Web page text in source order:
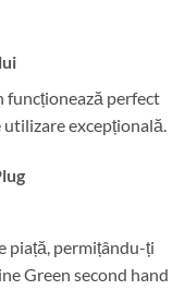
funcționează perfect
excepțională.
piață, permițându-ți
Green second hand